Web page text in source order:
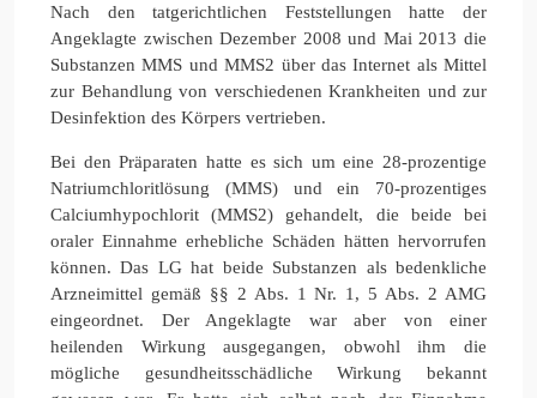
Nach den tatgerichtlichen Feststellungen hatte der
Angeklagte zwischen Dezember 2008 und Mai 2013 die
Substanzen MMS und MMS2 über das Internet als Mittel
zur Behandlung von verschiedenen Krankheiten und zur
Desinfektion des Körpers vertrieben.
Bei den Präparaten hatte es sich um eine 28-prozentige
Natriumchloritlösung (MMS) und ein 70-prozentiges
Calciumhypochlorit (MMS2) gehandelt, die beide bei
oraler Einnahme erhebliche Schäden hätten hervorrufen
können. Das LG hat beide Substanzen als bedenkliche
Arzneimittel gemäß §§ 2 Abs. 1 Nr. 1, 5 Abs. 2 AMG
eingeordnet. Der Angeklagte war aber von einer
heilenden Wirkung ausgegangen, obwohl ihm die
mögliche gesundheitsschädliche Wirkung bekannt